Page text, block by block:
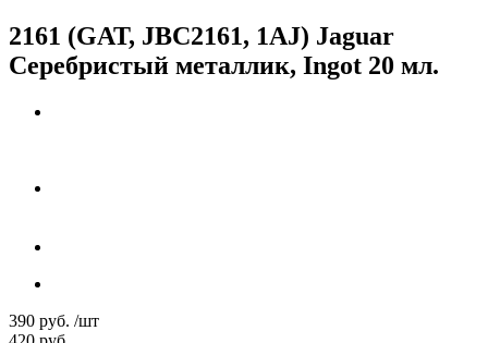
2161 (GAT, JBC2161, 1AJ) Jaguar
Серебристый металлик, Ingot 20 мл.
390 руб. /шт